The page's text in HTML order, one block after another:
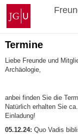
Zum
Inhalt
springen
Johannes
Gutenberg-
Universität
Mainz
Termine
Liebe Freunde und
Archäologie,
anbei finden Sie die
Natürlich erhalten Sie
Einladung!
05.12.24: Quo Vadis